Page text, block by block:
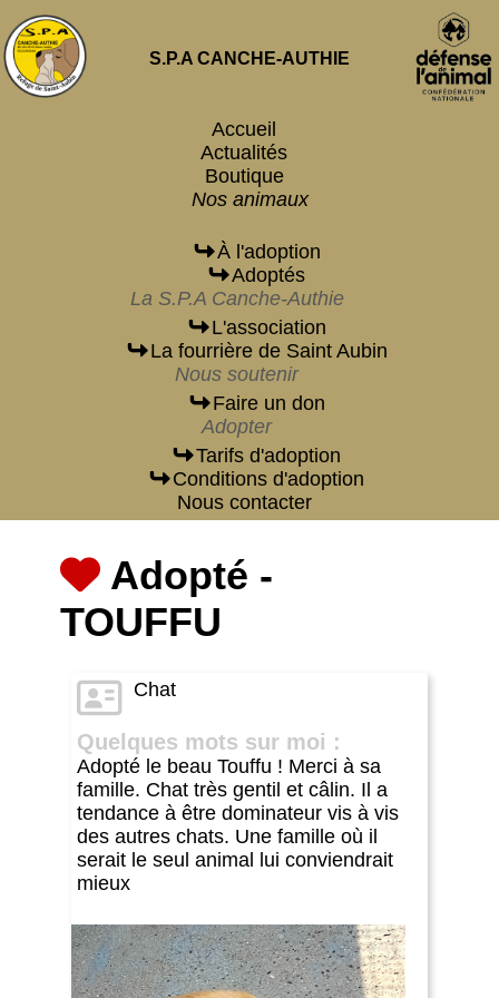
S.P.A CANCHE-AUTHIE
Accueil
Actualités
Boutique
Nos animaux
À l'adoption
Adoptés
La S.P.A Canche-Authie
L'association
La fourrière de Saint Aubin
Nous soutenir
Faire un don
Adopter
Tarifs d'adoption
Conditions d'adoption
Nous contacter
Adopté -
TOUFFU
Chat
Quelques mots sur moi :
Adopté le beau Touffu ! Merci à sa
famille. Chat très gentil et câlin. Il a
tendance à être dominateur vis à vis
des autres chats. Une famille où il
serait le seul animal lui conviendrait
mieux